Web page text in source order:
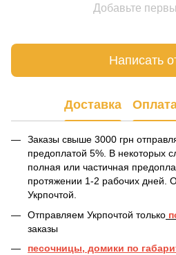
Добавьте
Написать
Доставка
Заказы свыше 3000 грн
предоплатой 5%. В некоторых
полная или частичная
протяжении 1-2 рабочих дней.
Укрпочтой.
Отправляем Укрпочтой только
заказы
песочницы, домики по